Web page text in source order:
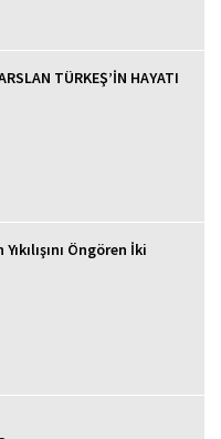
TÜRKEŞ’İN HAYATI
Öngören İki